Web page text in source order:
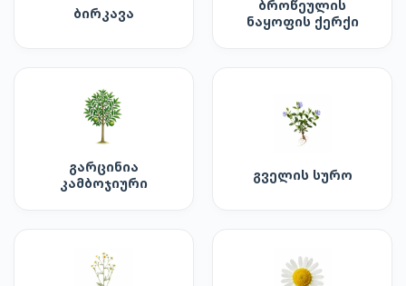
ბირკავა
ბროწეულის
ნაყოფის ქერქი
გარცინია
კამბოჯიური
გველის სურო